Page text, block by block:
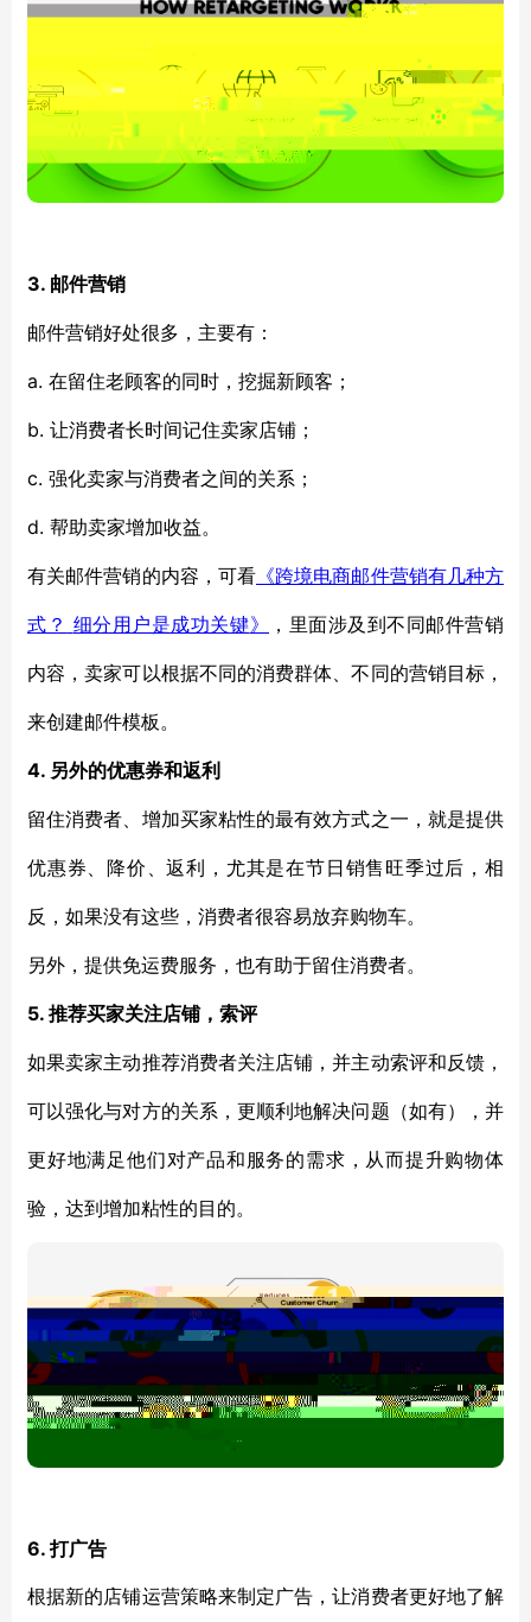
3. 邮件营销
邮件营销好处很多，主要有：
a. 在留住老顾客的同时，挖掘新顾客；
b. 让消费者长时间记住卖家店铺；
c. 强化卖家与消费者之间的关系；
d. 帮助卖家增加收益。
有关邮件营销的内容， 可看 《跨境电商邮件营销有几种方
式？ 细分用户是成功关键》 ， 里面涉及到不同邮件营销
内容，卖家可以根据不同的消费群体 、不同的营销目标，
来创建邮件模板 。
4. 另外的优惠券和返利
留住消费者、增加买家粘性的最有效方式之一，就是提供
优惠券、降价、返利， 尤其是在节日销售旺季过后，相
反，如果没有这些，消费者很容易放弃购物车。
另外， 提供免运费服务 ， 也有助于留住消费者。
5. 推荐买家关注店铺， 索评
如果卖家主动推荐消费者关注店铺，并主动索评和反馈，
可以强化与对方的关系，更顺利地解决问题（如有） ，并
更好地满足他们对产品和服务的需求 ， 从而提升购物体
验 ，达到 增加粘性的 目的。
6. 打广告
根据新的店铺运营策略来制定广告，让消费者更好地了解